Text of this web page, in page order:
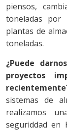
piensos,
toneladas por
plantas de
toneladas.
¿Puede
proyectos
sistemas de
realizamos
seguriddad en